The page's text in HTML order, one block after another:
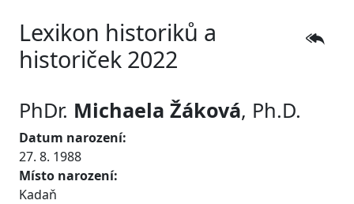
Lexikon historiků a
historiček 2022
PhDr. Michaela Žáková, Ph.D.
Datum narození:
27. 8. 1988
Místo narození:
Kadaň